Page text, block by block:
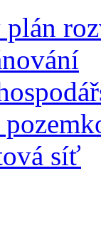
plán
síť